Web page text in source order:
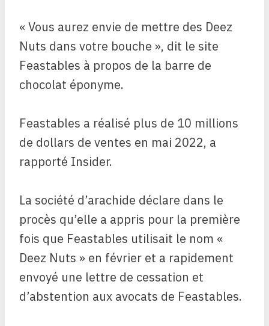
« Vous aurez envie de mettre des Deez
Nuts dans votre bouche », dit le site
Feastables à propos de la barre de
chocolat éponyme.
Feastables a réalisé plus de 10 millions
de dollars de ventes en mai 2022, a
rapporté Insider.
La société d’arachide déclare dans le
procès qu’elle a appris pour la première
fois que Feastables utilisait le nom «
Deez Nuts » en février et a rapidement
envoyé une lettre de cessation et
d’abstention aux avocats de Feastables.